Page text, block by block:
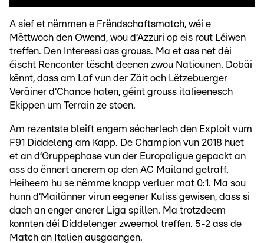
A sief et nëmmen e Frëndschaftsmatch, wéi e
Mëttwoch den Owend, wou d‘Azzuri op eis rout Léiwen
treffen. Den Interessi ass grouss. Ma et ass net déi
éischt Renconter tëscht deenen zwou Natiounen. Dobäi
kënnt, dass am Laf vun der Zäit och Lëtzebuerger
Veräiner d‘Chance haten, géint grouss italieenesch
Ekippen um Terrain ze stoen.
Am rezentste bleift engem sécherlech den Exploit vum
F91 Diddeleng am Kapp. De Champion vun 2018 huet
et an d‘Gruppephase vun der Europaligue gepackt an
ass do ënnert anerem op den AC Mailand getraff.
Heiheem hu se nëmme knapp verluer mat 0:1. Ma sou
hunn d‘Mailänner virun eegener Kuliss gewisen, dass si
dach an enger anerer Liga spillen. Ma trotzdeem
konnten déi Diddelenger zweemol treffen. 5-2 ass de
Match an Italien ausgaangen.